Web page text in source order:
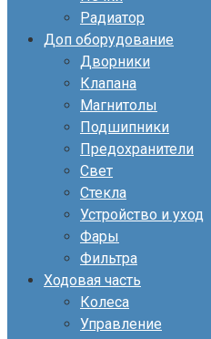
Радиатор
Доп оборудование
Дворники
Клапана
Магнитолы
Подшипники
Предохранители
Свет
Стекла
Устройство и уход
Фары
Фильтра
Ходовая часть
Колеса
Управление